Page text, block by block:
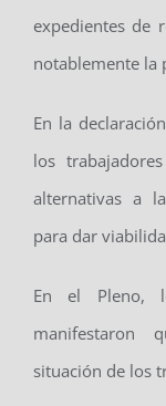
expedientes de
notablemente la
En la
los
alternativas a
para dar
En el Pleno,
manifestaron
situación de los